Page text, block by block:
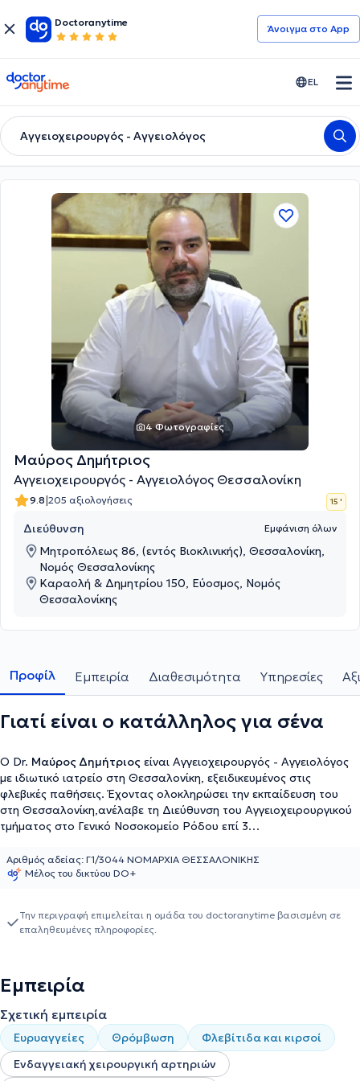
Doctoranytime
Άνοιγμα στο App
doctoranytime EL
Αγγειοχειρουργός - Αγγειολόγος
4 Φωτογραφίες
Μαύρος Δημήτριος
Αγγειοχειρουργός - Αγγειολόγος Θεσσαλονίκη
9.8|205 αξιολογήσεις 15 '
Διεύθυνση Εμφάνιση όλων
Μητροπόλεως 86, (εντός Βιοκλινικής), Θεσσαλονίκη,
Νομός Θεσσαλονίκης
Καραολή & Δημητρίου 150, Εύοσμος, Νομός
Θεσσαλονίκης
Προφίλ Εμπειρία Διαθεσιμότητα Υπηρεσίες
Γιατί είναι ο κατάλληλος για σένα
Ο Dr. Μαύρος Δημήτριος είναι Αγγειοχειρουργός - Αγγειολόγος
με ιδιωτικό ιατρείο στη Θεσσαλονίκη, εξειδικευμένος στις
φλεβικές παθήσεις. Έχοντας ολοκληρώσει την εκπαίδευση του
στη Θεσσαλονίκη,ανέλαβε τη Διεύθυνση του Αγγειοχειρουργικού
τμήματος στο Γενικό Νοσοκομείο Ρόδου επί 3
αγγειοχειρουργικές επεμβάσεις. Δημιούργησε το μοναδικό Ιατρικό
κέντρο στη Βόρεια Ελλάδα εξειδικευμένο στη laser σαφηνεκτομή
συγγραφέας επιστημονικών άρθρων σχετικά με την Αγγειολογία
και την Αγγειοχειρουργική. Το Vein Laser Center Thessaloniki είναι
Αγγειοχειρουργό Dr.Μαύρο και ασχολείται με τις τελευταίες
ευρυαγγειών, του οιδήματος των κάτω άκρων και των φλεβικών
ελκών.Ο Dr. Μαύρος πραγματοποιεί laser σαφηνεκτομή,
σκληροθεραπεία με αφρό και βοηθητικές φλεβεκτομές για να
πετύχει αναίμακτα το καλύτερο αισθητικό αποτέλεσμα. Είτε ο
Αριθμός αδείας: Γ1/3044 ΝΟΜΑΡΧΙΑ ΘΕΣΣΑΛΟΝΙΚΗΣ
Μέλος του δικτύου DO+
Την περιγραφή επιμελείται η ομάδα του doctoranytime βασισμένη σε
επαληθευμένες πληροφορίες.
Εμπειρία
Σχετική εμπειρία
Ευρυαγγείες Θρόμβωση
Φλεβίτιδα και κιρσοί
Ενδαγγειακή χειρουργική αρτηριών